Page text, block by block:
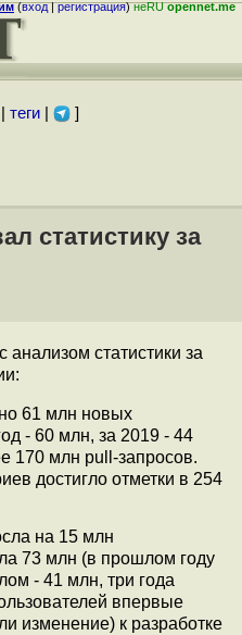
(вход|регистрация)неRUopennet.me
теги| ]
статистику за
с анализом статистики за
61 млн новых
- 60 млн, за 2019 - 44
170 млн pull-запросов.
достигло отметки в 254
на 15 млн
73 млн (в прошлом году
- 41 млн, три года
впервые
изменение) к разработке